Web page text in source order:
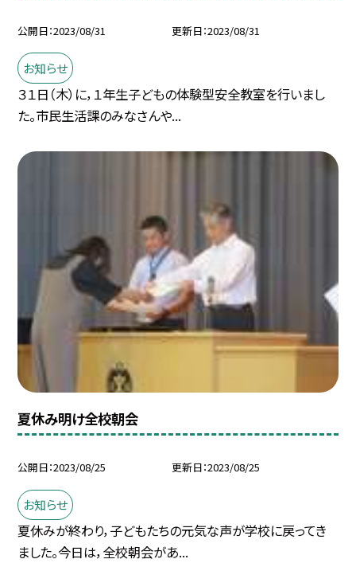
公開日 2023/08/31 更新日 2023/08/31
お知らせ
３１日（木）に，１年生子どもの体験型安全教室を行いまし
た。市民生活課のみなさんや...
夏休み明け全校朝会
公開日 2023/08/25 更新日 2023/08/25
お知らせ
夏休みが終わり，子どもたちの元気な声が学校に戻ってき
ました。今日は，全校朝会があ...